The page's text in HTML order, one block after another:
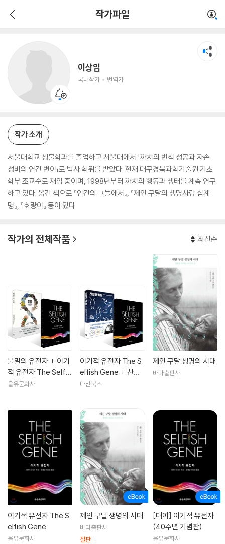
작가파일
이상임
국내작가 번역가
작가 소개
서울대학교 생물학과를 졸업하고 서울대에서 「까치의 번식 성공과 자손
성비의 연간 변이」로 박사 학위를 받았다. 현재 대구경북과학기술원 기초
학부 조교수로 재임 중이며, 1998년부터 까치의 행동과 생태를 계속 연구
하고 있다. 옮긴 책으로 『인간의 그늘에서』, 『제인 구달의 생명사랑 십계
명』, 『호랑이』 등이 있다.
작가의 전체작품 최신순
불멸의 유전자 + 이기
적 유전자 The Selfis
h Gene 세트
을유문화사
이기적 유전자 The S
elfish Gene + 찬란
한 멸종 세트
다산북스
제인 구달 생명의 시대
바다출판사
이기적 유전자 The S
elfish Gene
을유문화사
제인 구달 생명의 시대
바다출판사
절판
[대여] 이기적 유전자
(40주년 기념판)
을유문화사